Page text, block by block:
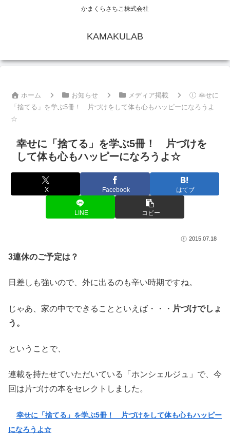
かまくらさちこ株式会社
KAMAKULAB
ホーム お知らせ メディア掲載
幸せに
「捨てる」を学ぶ5冊！ 片づけをして体も心もハッピーになろうよ
☆
幸せに「捨てる」を学ぶ5冊！ 片づけを
して体も心もハッピーになろうよ☆
X Facebook はてブ
LINE コピー
2015.07.18
3連休のご予定は？
日差しも強いので、外に出るのも辛い時期ですね。
じゃあ、家の中でできることといえば・・・ 片づけでしょ
う。
ということで、
連載を持たせていただいている「ホンシェルジュ」で、今
回は片づけの本をセレクトしました。
幸せに「捨てる」を学ぶ5冊！ 片づけをして体も心もハッピー
になろうよ☆